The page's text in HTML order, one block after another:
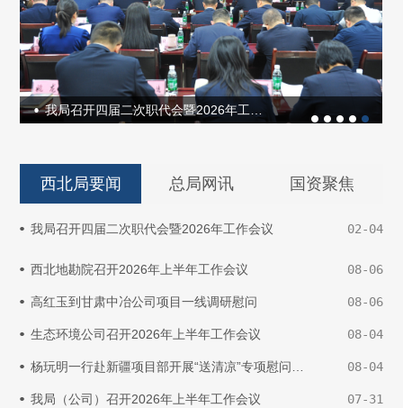
西北局要闻 总局网讯 国资聚焦
我局召开四届二次职代会暨2026年工作会议 02-04
西北地勘院召开2026年上半年工作会议 08-06
高红玉到甘肃中冶公司项目一线调研慰问 08-06
生态环境公司召开2026年上半年工作会议 08-04
08-04
我局（公司）召开2026年上半年工作会议 07-31